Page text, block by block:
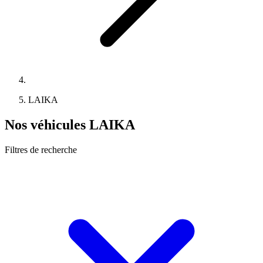
LAIKA
Nos véhicules LAIKA
Filtres de recherche